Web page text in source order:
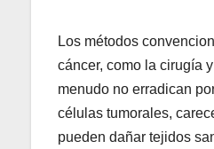
Los métodos
cáncer, como la cirugía
menudo no erradican
células tumorales,
pueden dañar tejidos